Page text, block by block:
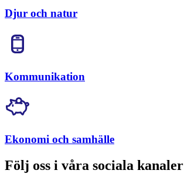
Djur och natur
Kommunikation
Ekonomi och samhälle
Följ oss i våra sociala kanaler